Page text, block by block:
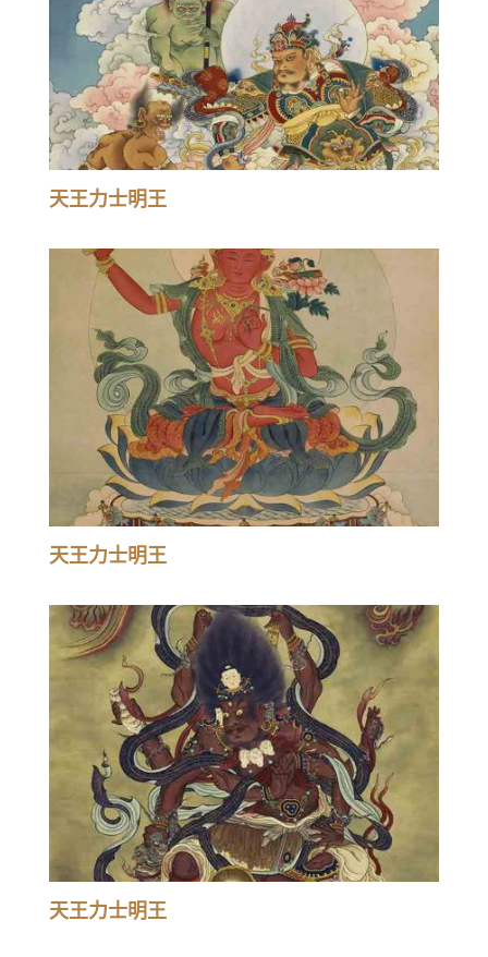
天王力士明王
天王力士明王
天王力士明王